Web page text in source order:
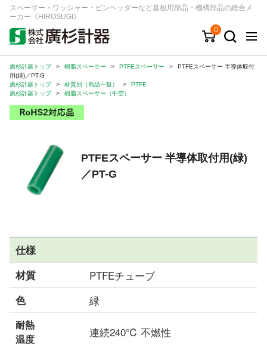
スペーサー・ワッシャー・ピンヘッダーなど基板用部品・機構部品の総合メ
ーカー《HIROSUGI》
0
キーワード 品番/シリーズ
商品カテゴリから探す
ジャンルから探す
ログイン
お問い合わせ窓口
会社情報
廣杉計器トップ > 樹脂スペーサー > PTFEスペーサー >
PTFEスペーサー 半導体取付
用(緑)／PT-G
廣杉計器トップ
> 材質別（商品一覧） >
PTFE
廣杉計器トップ
> 樹脂スペーサー（中空）
PTFEスペーサー 半導体取付用(緑)
／PT-G
仕様
材質
PTFEチューブ
色 緑
耐熱
温度
連続240℃ 不燃性